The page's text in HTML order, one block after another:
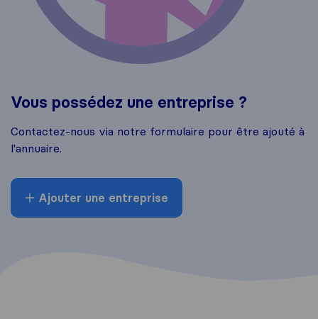
Vous possédez une entreprise ?
Contactez-nous via notre formulaire pour être ajouté à
l'annuaire.
Ajouter une entreprise